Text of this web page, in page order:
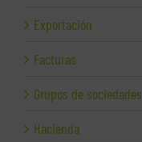
Exportación
Facturas
Grupos de sociedades
Hacienda